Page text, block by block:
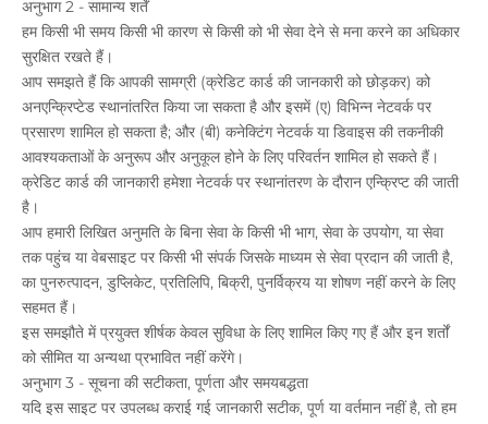
अनुभाग 2 - सामान्य शर्तें
हम किसी भी समय किसी भी कारण से किसी को भी सेवा देने से मना करने का अधिकार
सुरक्षित रखते हैं।
आप समझते हैं कि आपकी सामग्री (क्रेडिट कार्ड की जानकारी को छोड़कर) को
अनएन्क्रिप्टेड स्थानांतरित किया जा सकता है और इसमें (ए) विभिन्न नेटवर्क पर
प्रसारण शामिल हो सकता है; और (बी) कनेक्टिंग नेटवर्क या डिवाइस की तकनीकी
आवश्यकताओं के अनुरूप और अनुकूल होने के लिए परिवर्तन शामिल हो सकते हैं।
क्रेडिट कार्ड की जानकारी हमेशा नेटवर्क पर स्थानांतरण के दौरान एन्क्रिप्ट की जाती
है।
आप हमारी लिखित अनुमति के बिना सेवा के किसी भी भाग, सेवा के उपयोग, या सेवा
तक पहुंच या वेबसाइट पर किसी भी संपर्क जिसके माध्यम से सेवा प्रदान की जाती है,
का पुनरुत्पादन, डुप्लिकेट, प्रतिलिपि, बिक्री, पुनर्विक्रय या शोषण नहीं करने के लिए
सहमत हैं।
इस समझौते में प्रयुक्त शीर्षक केवल सुविधा के लिए शामिल किए गए हैं और इन शर्तों
को सीमित या अन्यथा प्रभावित नहीं करेंगे।
अनुभाग 3 - सूचना की सटीकता, पूर्णता और समयबद्धता
यदि इस साइट पर उपलब्ध कराई गई जानकारी सटीक, पूर्ण या वर्तमान नहीं है, तो हम